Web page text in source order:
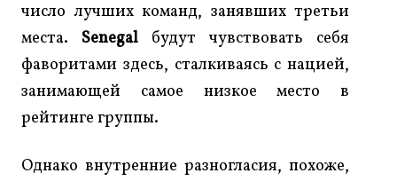
число лучших команд, занявших третьи
места. Senegal будут чувствовать себя
фаворитами здесь, сталкиваясь с нацией,
занимающей самое низкое место в
рейтинге группы.
Однако внутренние разногласия, похоже,